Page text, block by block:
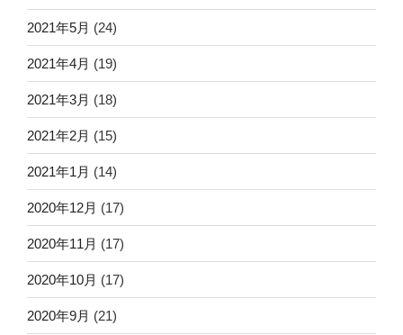
2021年5月 (24)
2021年4月 (19)
2021年3月 (18)
2021年2月 (15)
2021年1月 (14)
2020年12月 (17)
2020年11月 (17)
2020年10月 (17)
2020年9月 (21)